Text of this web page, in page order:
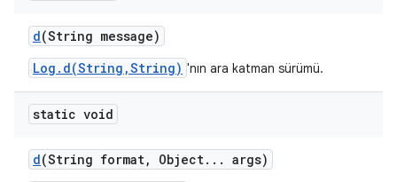
d(String message)
Log.d(String,String) 'nın ara katman sürümü.
static void
d(String format, Object. . . args)